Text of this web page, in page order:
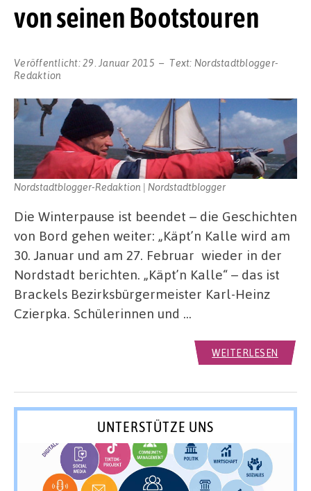
von seinen Bootstouren
Veröffentlicht:29. Januar 2015 Text: Nordstadtblogger-
Redaktion
Nordstadtblogger-Redaktion | Nordstadtblogger
Die Winterpause ist beendet – die Geschichten
von Bord gehen weiter: „Käpt’n Kalle wird am
30. Januar und am 27. Februar wieder in der
Nordstadt berichten. „Käpt’n Kalle“ – das ist
Brackels Bezirksbürgermeister Karl-Heinz
Czierpka. Schülerinnen und …
WEITERLESEN
UNTERSTÜTZE UNS